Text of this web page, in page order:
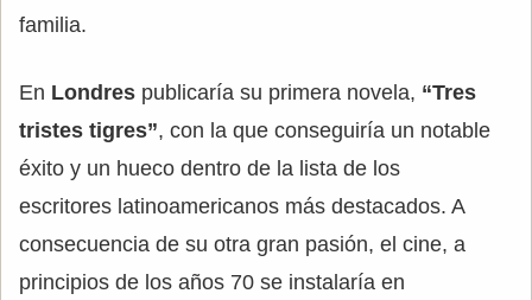
familia.
En Londres publicaría su primera novela, “Tres
tristes tigres”, con la que conseguiría un notable
éxito y un hueco dentro de la lista de los
escritores latinoamericanos más destacados. A
consecuencia de su otra gran pasión, el cine, a
principios de los años 70 se instalaría en